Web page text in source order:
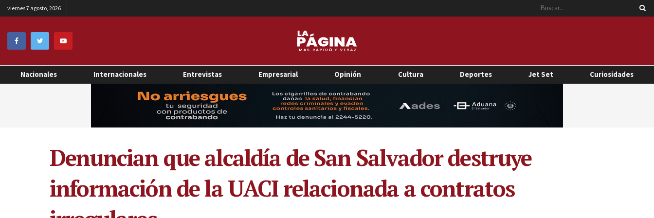
viernes 7 agosto, 2026
Nacionales Internacionales Entrevistas Empresarial Opinión Cultura Deportes Jet Set Curiosidades
Denuncian que alcaldía de San Salvador destruye
información de la UACI relacionada a contratos